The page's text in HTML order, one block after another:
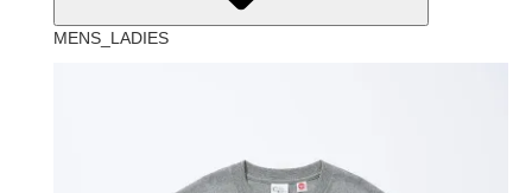
MENS_LADIES